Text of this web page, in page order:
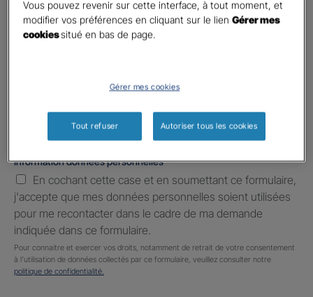
States
+1
E-mail *
Informations complémentaires (facultatif)
Information données personnelles*
En cochant cette case et en soumettant ce formulaire,
j'accepte que mes données personnelles soient utilisées
pour me recontacter dans le cadre de ma demande
indiquée dans ce formulaire.
Pour connaitre et exercer vos droits, notamment de retrait de votre consentement
à l'utilisation de données collectés par ce formulaire, veuillez consulter notre
politique de confidentialité.
Vous pouvez revenir sur cette interface, à tout moment, et
modifier vos préférences en cliquant sur le lienGérer mes
cookiessitué en bas de page.
Gérer mes cookies
Tout refuser Autoriser tous les cookies